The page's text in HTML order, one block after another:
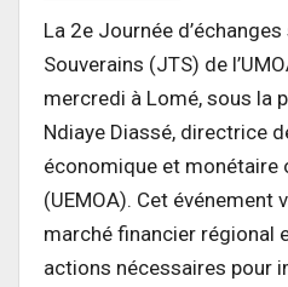
La 2e Journée
Souverains (JTS) de
mercredi à Lomé, sous la
Ndiaye Diassé, directrice
économique et monétaire
(UEMOA). Cet événement
marché financier régional
actions nécessaires pour